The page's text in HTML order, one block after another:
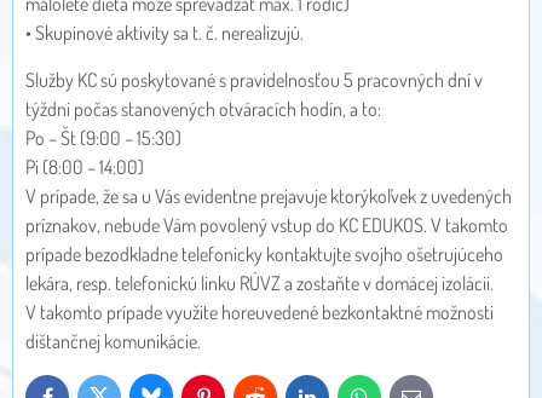
• Skupinové aktivity sa t. č. nerealizujú.
Služby KC sú poskytované s pravidelnosťou 5 pracovných dní v
týždni počas stanovených otváracích hodín, a to:
Po – Št (9:00 – 15:30)
Pi (8:00 – 14:00)
V prípade, že sa u Vás evidentne prejavuje ktorýkoľvek z uvedených
príznakov, nebude Vám povolený vstup do KC EDUKOS. V takomto
prípade bezodkladne telefonicky kontaktujte svojho ošetrujúceho
lekára, resp. telefonickú linku RÚVZ a zostaňte v domácej izolácii.
V takomto prípade využite horeuvedené bezkontaktné možnosti
dištančnej komunikácie.